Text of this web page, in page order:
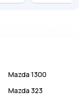
Mazda 1300
Mazda 323